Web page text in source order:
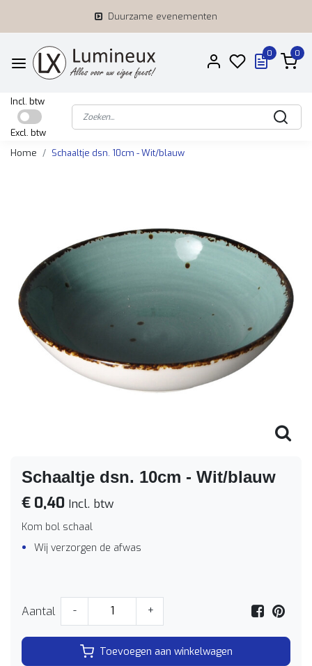
Duurzame evenementen
0 0
Incl. btw
Excl. btw
Home
Schaaltje dsn. 10cm - Wit/blauw
Schaaltje dsn. 10cm - Wit/blauw
€ 0,40 Incl. btw
Kom bol schaal
Wij verzorgen de afwas
Aantal - +
Toevoegen aan winkelwagen